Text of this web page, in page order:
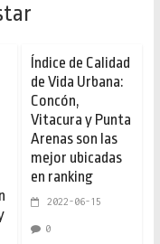
Índice de Calidad
de Vida Urbana:
Concón,
Vitacura y Punta
Arenas son las
mejor ubicadas
en ranking
2022-06-15
0